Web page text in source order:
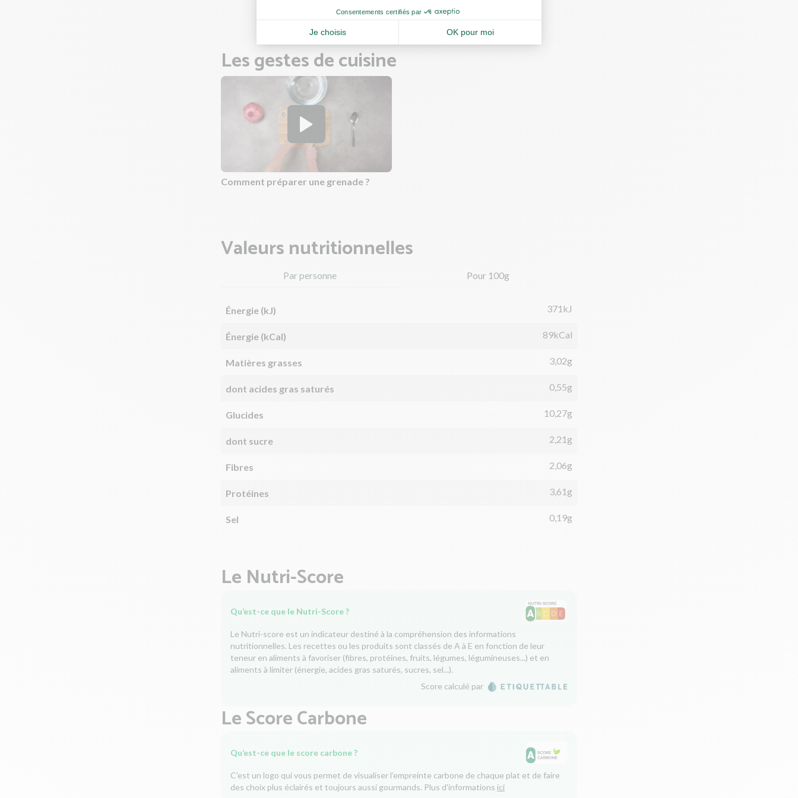
Les gestes de cuisine
Comment préparer une grenade ?
Valeurs nutritionnelles
Par personne Pour 100g
Énergie (kJ) 371kJ
Énergie (kCal) 89kCal
Matières grasses 3,02g
dont acides gras saturés 0,55g
Glucides 10,27g
dont sucre 2,21g
Fibres 2,06g
Protéines 3,61g
Sel 0,19g
Le Nutri-Score
Qu’est-ce que le Nutri-Score ?
Le Nutri-score est un indicateur destiné à la compréhension des informations
nutritionnelles. Les recettes ou les produits sont classés de A à E en fonction de leur
teneur en aliments à favoriser (fibres, protéines, fruits, légumes, légumineuses...) et en
aliments à limiter (énergie, acides gras saturés, sucres, sel...).
Score calculé par
Le Score Carbone
Qu’est-ce que le score carbone ?
C'est un logo qui vous permet de visualiser l’empreinte carbone de chaque plat et de faire
des choix plus éclairés et toujours aussi gourmands. Plus d'informations ici